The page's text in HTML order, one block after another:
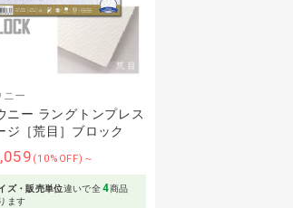
ニー
ニー ラングトンプレス
ジ［荒目］ブロック
(10%OFF)～
ズ・販売単位違いで全4商品
ます